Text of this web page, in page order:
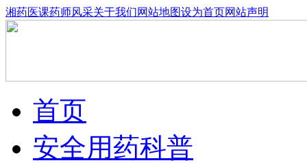
湘药医课药师风采关于我们网站地图设为首页网站声明
首页
安全用药科普